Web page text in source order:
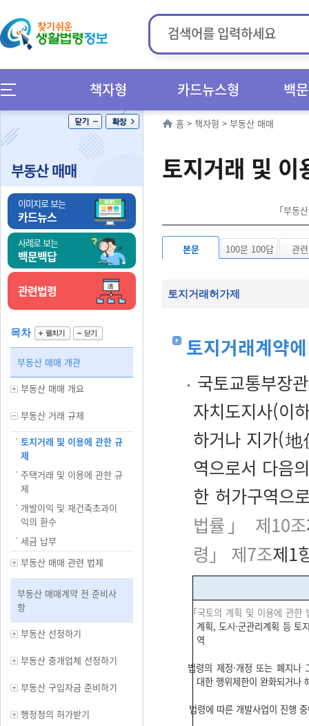
책자형 카드뉴스형 백
부동산 매매
이미지로 보는
카드뉴스
사례로 보는
백문백답
관련법령
목차
부동산 매매 개관
부동산 매매 개요
부동산 거래 규제
토지거래 및 이용에 관한 규
제
주택거래 및 이용에 관한 규
제
개발이익 및 재건축초과이
익의 환수
세금 납부
부동산 매매 관련 법제
부동산 매매계약 전 준비사
항
부동산 선정하기
부동산 중개업체 선정하기
부동산 구입자금 준비하기
행정청의 허가받기
홈 > 책자형 > 부동산 매매
토지거래 및 이
「부동
본문 100문 100답 관
토지거래허가제
토지거래계약
국토교통부장
자치도지사(이
하거나 지가(
역으로서 다음
한 허가구역으
법률」 제10조
령」 제7조제1
「국토의 계획 및 이용에 관한
계획, 도시·군관리계획 등 토
역
법령의 제정·개정 또는 폐지나
대한 행위제한이 완화되거나
법령에 따른 개발사업이 진행